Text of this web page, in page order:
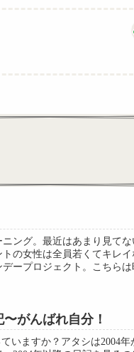
ング。最近はあまり見て
の女性は全員若くてキレ
ープロジェクト。こちら
がんばれ自分！
いますか？アタシは2004